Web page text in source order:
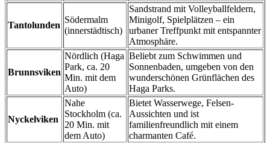
Tantolunden
Södermalm
(innerstädtisch)
Sandstrand mit Volleyballfeldern,
Minigolf, Spielplätzen – ein
urbaner Treffpunkt mit entspannter
Atmosphäre.
Brunnsviken
Nördlich (Haga
Park, ca. 20
Min. mit dem
Auto)
Beliebt zum Schwimmen und
Sonnenbaden, umgeben von den
wunderschönen Grünflächen des
Haga Parks.
Nyckelviken
Nahe
Stockholm (ca.
20 Min. mit
dem Auto)
Bietet Wasserwege, Felsen-
Aussichten und ist
familienfreundlich mit einem
charmanten Café.